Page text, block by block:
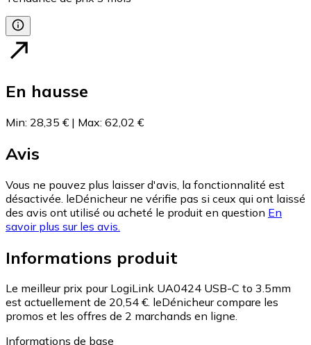
En hausse
Min: 28,35 € | Max: 62,02 €
Avis
Vous ne pouvez plus laisser d'avis, la fonctionnalité est
désactivée. leDénicheur ne vérifie pas si ceux qui ont laissé
des avis ont utilisé ou acheté le produit en question En
savoir plus sur les avis.
Informations produit
Le meilleur prix pour LogiLink UA0424 USB-C to 3.5mm
est actuellement de 20,54 €. leDénicheur compare les
promos et les offres de 2 marchands en ligne.
Informations de base